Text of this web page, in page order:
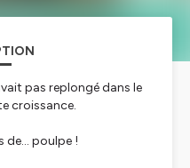
pas replongé dans le
croissance.
de... poulpe !